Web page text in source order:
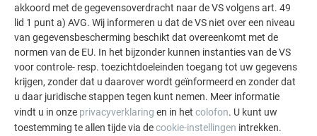
Oppervlakken en
kleurassortiment
Reiniging
akkoord met de gegevensoverdracht naar de VS volgens art. 49
lid 1 punt a) AVG. Wij informeren u dat de VS niet over een niveau
van gegevensbescherming beschikt dat overeenkomt met de
normen van de EU. In het bijzonder kunnen instanties van de VS
voor controle- resp. toezichtdoeleinden toegang tot uw gegevens
krijgen, zonder dat u daarover wordt geïnformeerd en zonder dat
u daar juridische stappen tegen kunt nemen. Meer informatie
vindt u in onze privacyverklaring en in het colofon. U kunt uw
toestemming te allen tijde via decookie-instellingen intrekken.